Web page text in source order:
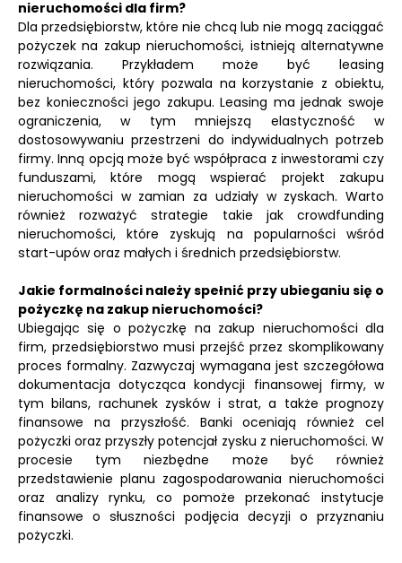
nieruchomości dla firm?
Dla przedsiębiorstw, które nie chcą lub nie mogą zaciągać
pożyczek na zakup nieruchomości, istnieją alternatywne
rozwiązania. Przykładem może być leasing
nieruchomości, który pozwala na korzystanie z obiektu,
bez konieczności jego zakupu. Leasing ma jednak swoje
ograniczenia, w tym mniejszą elastyczność w
dostosowywaniu przestrzeni do indywidualnych potrzeb
firmy. Inną opcją może być współpraca z inwestorami czy
funduszami, które mogą wspierać projekt zakupu
nieruchomości w zamian za udziały w zyskach. Warto
również rozważyć strategie takie jak crowdfunding
nieruchomości, które zyskują na popularności wśród
start-upów oraz małych i średnich przedsiębiorstw.
Jakie formalności należy spełnić przy ubieganiu się o
pożyczkę na zakup nieruchomości?
Ubiegając się o pożyczkę na zakup nieruchomości dla
firm, przedsiębiorstwo musi przejść przez skomplikowany
proces formalny. Zazwyczaj wymagana jest szczegółowa
dokumentacja dotycząca kondycji finansowej firmy, w
tym bilans, rachunek zysków i strat, a także prognozy
finansowe na przyszłość. Banki oceniają również cel
pożyczki oraz przyszły potencjał zysku z nieruchomości. W
procesie tym niezbędne może być również
przedstawienie planu zagospodarowania nieruchomości
oraz analizy rynku, co pomoże przekonać instytucje
finansowe o słuszności podjęcia decyzji o przyznaniu
pożyczki.